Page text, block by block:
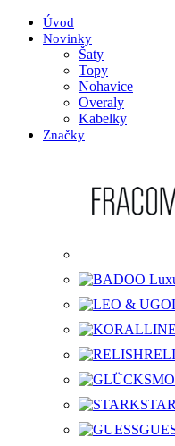
Úvod
Novinky
Šaty
Topy
Nohavice
Overaly
Kabelky
Značky